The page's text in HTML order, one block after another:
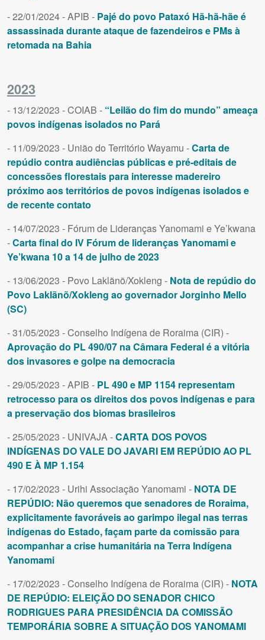
- 22/01/2024 - APIB - Pajé do povo Pataxó Hã-hã-hãe é
assassinada durante ataque de fazendeiros e PMs à
retomada na Bahia
2023
- 13/12/2023 - COIAB - “Leilão do fim do mundo” ameaça
povos indígenas isolados no Pará
- 11/09/2023 - União do Território Wayamu -Carta de
repúdio contra audiências públicas e pré-editais de
concessões florestais para interesse madereiro
próximo aos territórios de povos indígenas isolados e
de recente contato
- 14/07/2023 - Fórum de Lideranças Yanomami e Ye’kwana
-Carta final do IV Fórum de lideranças Yanomami e
Ye’kwana 10 a 14 de julho de 2023
- 13/06/2023 - Povo Laklãnõ/Xokleng - Nota de repúdio do
Povo Laklãnõ/Xokleng ao governador Jorginho Mello
(SC)
- 31/05/2023 - Conselho Indígena de Roraima (CIR) -
Aprovação do PL 490/07 na Câmara Federal é a vitória
dos invasores e golpe na democracia
- 29/05/2023 - APIB - PL 490 e MP 1154 representam
retrocesso para os direitos dos povos indígenas e para
a preservação dos biomas brasileiros
- 25/05/2023 - UNIVAJA -CARTA DOS POVOS
INDÍGENAS DO VALE DO JAVARI EM REPÚDIO AO PL
490 E À MP 1.154
- 17/02/2023 - Urihi Associação Yanomami - NOTA DE
REPÚDIO: Não queremos que senadores de Roraima,
explicitamente favoráveis ao garimpo ilegal nas terras
indígenas do Estado, façam parte da comissão para
acompanhar a crise humanitária na Terra Indígena
Yanomami
- 17/02/2023 - Conselho Indígena de Roraima (CIR) - NOTA
DE REPÚDIO: ELEIÇÃO DO SENADOR CHICO
RODRIGUES PARA PRESIDÊNCIA DA COMISSÃO
TEMPORÁRIA SOBRE A SITUAÇÃO DOS YANOMAMI